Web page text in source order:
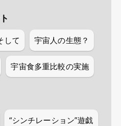
して 宇宙人の生態？
宇宙食多重比較の実施
“シンチレーション”遊戯